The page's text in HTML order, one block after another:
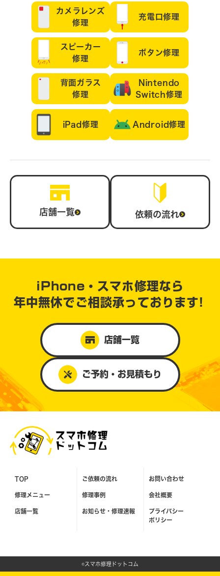
カメラレンズ
修理
充電口修理
スピーカー
修理
ボタン修理
背面ガラス
修理
Nintendo
Switch修理
iPad修理 Android修理
店舗一覧 依頼の流れ
iPhone・スマホ修理なら
年中無休で ご相談承っております!
店舗一覧
ご予約・お見積もり
TOP
修理メニュー
店舗一覧
ご依頼の流れ
修理事例
お知らせ・ 修理速報
お問い合わせ
会社概要
プライバシー
ポリシー
©スマホ修理ドットコム